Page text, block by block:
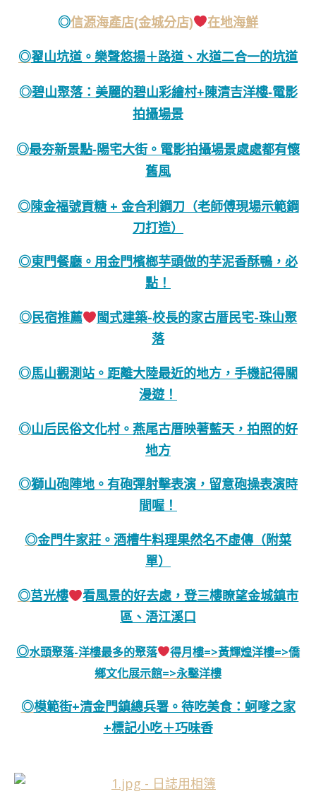
◎信源海產店(金城分店) 在地海鮮
◎翟山坑道。樂聲悠揚＋路道、水道二合一的坑道
◎碧山聚落：美麗的碧山彩繪村+陳清吉洋樓-電影
拍攝場景
◎最夯新景點-陽宅大街。電影拍攝場景處處都有懷
舊風
◎陳金福號貢糖 + 金合利鋼刀（老師傅現場示範鋼
刀打造）
◎東門餐廳。用金門檳榔芋頭做的芋泥香酥鴨，必
點！
◎民宿推薦
閩式建築-校長的家古厝民宅-珠山聚
落
◎馬山觀測站。距離大陸最近的地方，手機記得關
漫遊！
◎山后民俗文化村。燕尾古厝映著藍天，拍照的好
地方
◎獅山砲陣地。有砲彈射擊表演，留意砲操表演時
間喔！
◎金門牛家莊。酒槽牛料理果然名不虛傳（附菜
單）
◎莒光樓
看風景的好去處，登三樓瞭望金城鎮市
區、浯江溪口
◎水頭聚落-洋樓最多的聚落
得月樓=>黃輝煌洋樓=>僑
鄉文化展示館=>永鑿洋樓
◎模範街+清金門鎮總兵署。待吃美食：蚵嗲之家
+標記小吃＋巧味香